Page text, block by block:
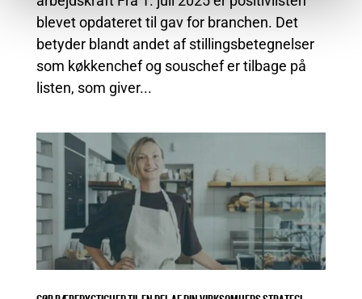
blevet opdateret til gav for branchen. Det
betyder blandt andet af stillingsbetegnelser
som køkkenchef og souschef er tilbage på
listen, som giver...